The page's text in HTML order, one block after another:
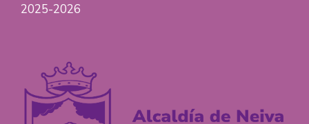
2025-2026